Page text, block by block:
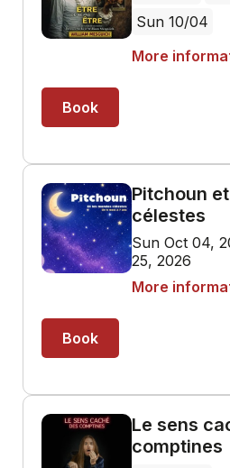
Sun 10/04
More
Book
Pitchoun
célestes
Sun Oct 04,
25, 2026
More
Book
Le sens
comptines